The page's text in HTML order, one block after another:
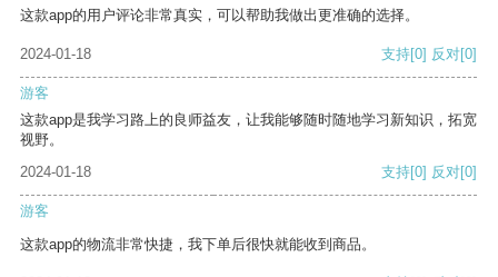
这款app的用户评论非常真实，可以帮助我做出更准确的选择。
2024-01-18 支持[0] 反对[0]
游客
这款app是我学习路上的良师益友，让我能够随时随地学习新知识，拓宽
视野。
2024-01-18
支持[0] 反对[0]
游客
这款app的物流非常快捷，我下单后很快就能收到商品。